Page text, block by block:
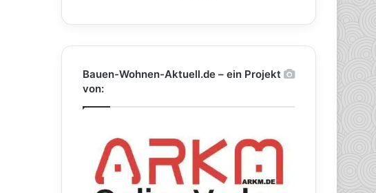
Bauen-Wohnen-Aktuell.de – ein Projekt
von: